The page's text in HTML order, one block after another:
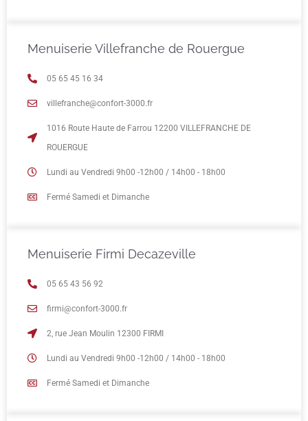
Menuiserie Villefranche de Rouergue
05 65 45 16 34
villefranche@confort-3000.fr
1016 Route Haute de Farrou 12200 VILLEFRANCHE DE
ROUERGUE
Lundi au Vendredi 9h00 -12h00 / 14h00 - 18h00
Fermé Samedi et Dimanche
Menuiserie Firmi Decazeville
05 65 43 56 92
firmi@confort-3000.fr
2, rue Jean Moulin 12300 FIRMI
Lundi au Vendredi 9h00 -12h00 / 14h00 - 18h00
Fermé Samedi et Dimanche